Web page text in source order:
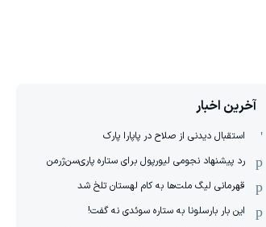
آخرین اخبار
استقبال دیدنی از صلاح در پاپارا پارک
رد پیشنهاد نجومی لیورپول برای ستاره پاری‌سن‌ژرمن
قهرمانی لیگ ملت‌ها به کام لهستان تلخ شد
این بار بارسلونا به ستاره سوئدی نه گفت!